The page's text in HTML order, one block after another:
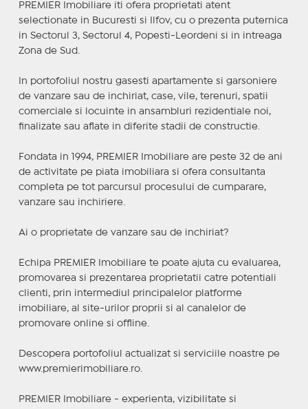
PREMIER Imobiliare iti ofera proprietati atent
selectionate in Bucuresti si Ilfov, cu o prezenta puternica
in Sectorul 3, Sectorul 4, Popesti-Leordeni si in intreaga
Zona de Sud.
In portofoliul nostru gasesti apartamente si garsoniere
de vanzare sau de inchiriat, case, vile, terenuri, spatii
comerciale si locuinte in ansambluri rezidentiale noi,
finalizate sau aflate in diferite stadii de constructie.
Fondata in 1994, PREMIER Imobiliare are peste 32 de ani
de activitate pe piata imobiliara si ofera consultanta
completa pe tot parcursul procesului de cumparare,
vanzare sau inchiriere.
Ai o proprietate de vanzare sau de inchiriat?
Echipa PREMIER Imobiliare te poate ajuta cu evaluarea,
promovarea si prezentarea proprietatii catre potentiali
clienti, prin intermediul principalelor platforme
imobiliare, al site-urilor proprii si al canalelor de
promovare online si offline.
Descopera portofoliul actualizat si serviciile noastre pe
www.premierimobiliare.ro.
PREMIER Imobiliare - experienta, vizibilitate si